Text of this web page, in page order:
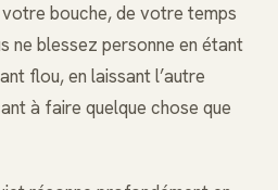
bouche, de votre temps
ne blessez personne en étant
flou, en laissant l’autre
à faire quelque chose que